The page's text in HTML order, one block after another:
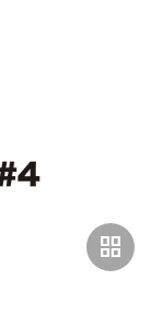
grid_view